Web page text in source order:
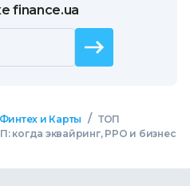
finance.ua
Финтех и Карты / ТОП
когда эквайринг, РРО и бизнес